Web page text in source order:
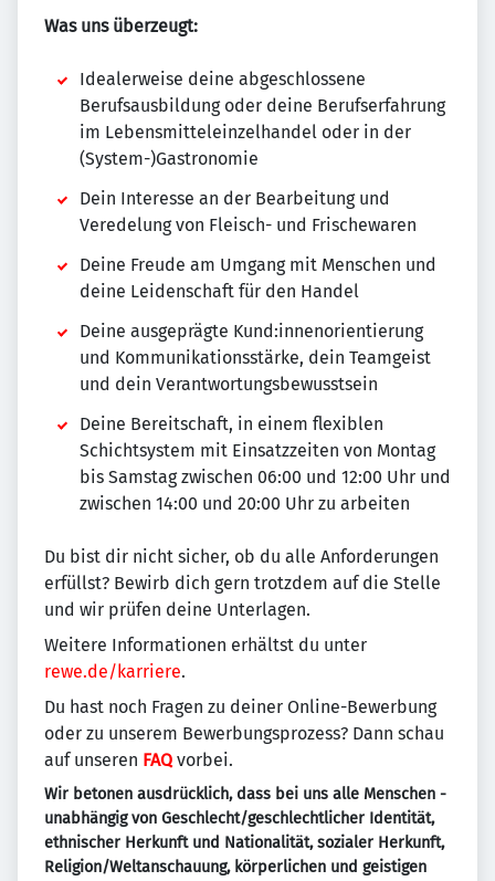
Was uns überzeugt:
Idealerweise deine abgeschlossene
Berufsausbildung oder deine Berufserfahrung
im Lebensmitteleinzelhandel oder in der
(System-)Gastronomie
Dein Interesse an der Bearbeitung und
Veredelung von Fleisch- und Frischewaren
Deine Freude am Umgang mit Menschen und
deine Leidenschaft für den Handel
Deine ausgeprägte Kund:innenorientierung
und Kommunikationsstärke, dein Teamgeist
und dein Verantwortungsbewusstsein
Deine Bereitschaft, in einem flexiblen
Schichtsystem mit Einsatzzeiten von Montag
bis Samstag zwischen 06:00 und 12:00 Uhr und
zwischen 14:00 und 20:00 Uhr zu arbeiten
Du bist dir nicht sicher, ob du alle Anforderungen
erfüllst? Bewirb dich gern trotzdem auf die Stelle
und wir prüfen deine Unterlagen.
Weitere Informationen erhältst du unter
rewe.de/karriere.
Du hast noch Fragen zu deiner Online-Bewerbung
oder zu unserem Bewerbungsprozess? Dann schau
auf unseren FAQvorbei.
Wir betonen ausdrücklich, dass bei uns alle Menschen -
unabhängig von Geschlecht/geschlechtlicher Identität,
ethnischer Herkunft und Nationalität, sozialer Herkunft,
Religion/Weltanschauung, körperlichen und geistigen